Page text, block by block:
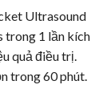
Ultrasound
trong 1 lần kích
quả điều trị.
trong 60 phút.